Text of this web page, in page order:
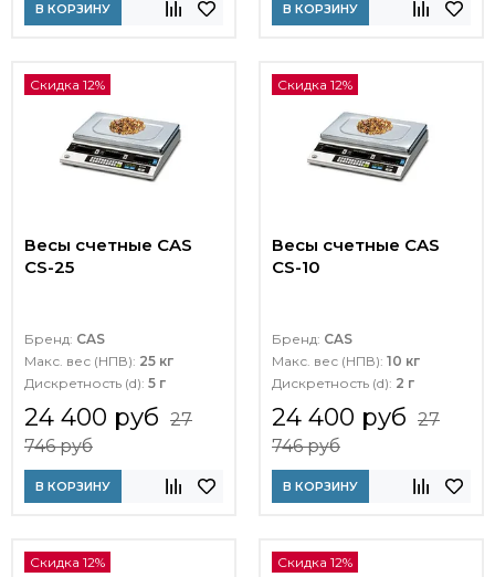
В КОРЗИНУ В КОРЗИНУ
Скидка 12%
Весы счетные CAS
CS-25
Бренд: CAS
Макс. вес (НПВ): 25 кг
Дискретность (d): 5 г
24 400 руб 27
746 руб
В КОРЗИНУ
Скидка 12%
Весы счетные CAS
CS-10
Бренд: CAS
Макс. вес (НПВ): 10 кг
Дискретность (d): 2 г
24 400 руб 27
746 руб
В КОРЗИНУ
Скидка 12% Скидка 12%